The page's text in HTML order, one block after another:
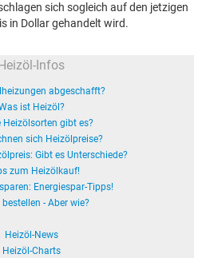
sich sogleich auf den jetzigen
in Dollar gehandelt wird.
Infos
abgeschafft?
ist Heizöl?
Heizölsorten gibt es?
sich Heizölpreise?
Gibt es Unterschiede?
zum Heizölkauf!
Energiespar-Tipps!
bestellen - Aber wie?
Heizöl-News
Heizöl-Charts